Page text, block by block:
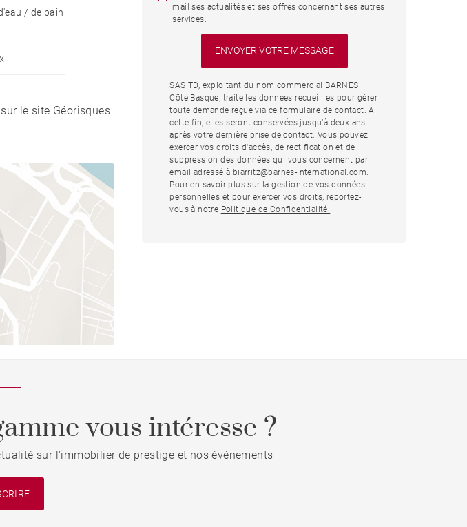
/ de bain
le site Géorisques
mail ses actualités et ses offres concernant ses autres
services.
SAS TD, exploitant du nom commercial BARNES
Côte Basque, traite les données recueillies pour gérer
toute demande reçue via ce formulaire de contact. À
cette fin, elles seront conservées jusqu’à deux ans
après votre dernière prise de contact. Vous pouvez
exercer vos droits d'accès, de rectification et de
suppression des données qui vous concernent par
email adressé à biarritz@barnes-international.com.
Pour en savoir plus sur la gestion de vos données
personnelles et pour exercer vos droits, reportez-
vous à notre Politique de Confidentialité.
vous intéresse ?
sur l'immobilier de prestige et nos événements